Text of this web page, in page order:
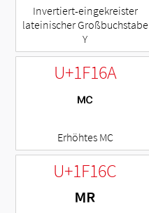
Invertiert-eingekreister
lateinischer Großbuchstabe
Y
U+1F16A
🅪
Erhöhtes MC
U+1F16C
🅬